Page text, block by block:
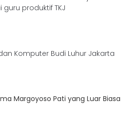
produktif TKJ
Komputer Budi Luhur Jakarta
Margoyoso Pati yang Luar Biasa